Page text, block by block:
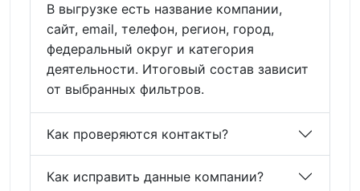
В выгрузке есть название компании,
сайт, email, телефон, регион, город,
федеральный округ и категория
деятельности. Итоговый состав зависит
от выбранных фильтров.
Как проверяются контакты?
Как исправить данные компании?